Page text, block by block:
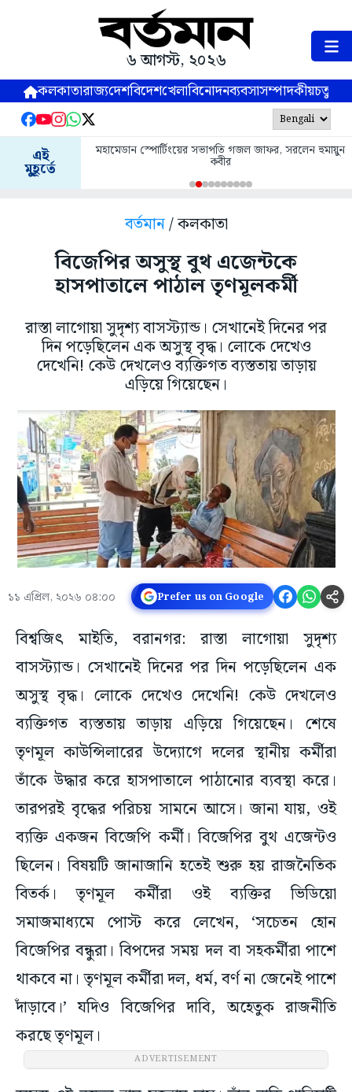
৬ আগস্ট, ২০২৬
কলকাতারাজ্যদেশবিদেশখেলাবিনোদনব্যবসাসম্পাদকীয়
এই
মুহূর্তে
মহামেডান স্পোর্টিংয়ের সভাপতি গজল জাফর, সরলেন হুমায়ুন
কবীর
বর্তমান/ কলকাতা
বিজেপির অসুস্থ বুথ এজেন্টকে
হাসপাতালে পাঠাল তৃণমূলকর্মী
রাস্তা লাগোয়া সুদৃশ্য বাসস্ট্যান্ড। সেখানেই দিনের পর
দিন পড়েছিলেন এক অসুস্থ বৃদ্ধ। লোকে দেখেও
দেখেনি! কেউ দেখলেও ব্যক্তিগত ব্যস্ততায় তাড়ায়
এড়িয়ে গিয়েছেন।
১১ এপ্রিল, ২০২৬ ০৪:০০ Prefer us on Google
বিশ্বজিৎ মাইতি, বরানগর: রাস্তা লাগোয়া সুদৃশ্য
বাসস্ট্যান্ড। সেখানেই দিনের পর দিন পড়েছিলেন এক
অসুস্থ বৃদ্ধ। লোকে দেখেও দেখেনি! কেউ দেখলেও
ব্যক্তিগত ব্যস্ততায় তাড়ায় এড়িয়ে গিয়েছেন। শেষে
তৃণমূল কাউন্সিলারের উদ্যোগে দলের স্থানীয় কর্মীরা
তাঁকে উদ্ধার করে হাসপাতালে পাঠানোর ব্যবস্থা করে।
তারপরই বৃদ্ধের পরিচয় সামনে আসে। জানা যায়, ওই
ব্যক্তি একজন বিজেপি কর্মী। বিজেপির বুথ এজেন্টও
ছিলেন। বিষয়টি জানাজানি হতেই শুরু হয় রাজনৈতিক
বিতর্ক। তৃণমূল কর্মীরা ওই ব্যক্তির ভিডিয়ো
সমাজমাধ্যমে পোস্ট করে লেখেন, ‘সচেতন হোন
বিজেপির বন্ধুরা। বিপদের সময় দল বা সহকর্মীরা পাশে
থাকবে না। তৃণমূল কর্মীরা দল, ধর্ম, বর্ণ না জেনেই পাশে
দাঁড়াবে।’ যদিও বিজেপির দাবি, অহেতুক রাজনীতি
করছে তৃণমূল।
ADVERTISEMENT